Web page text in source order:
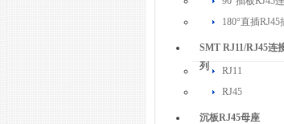
180°直插RJ45
SMT RJ11/RJ45连
列
RJ11
RJ45
沉板RJ45母座